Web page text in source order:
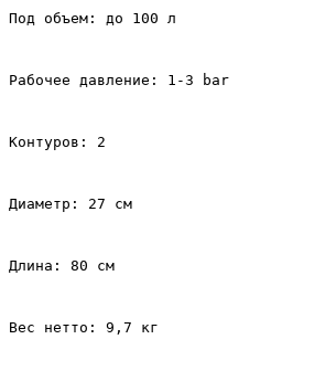
Под объем: до 100 л
Рабочее давление: 1-3 bar
Контуров: 2
Диаметр: 27 см
Длина: 80 см
Вес нетто: 9,7 кг